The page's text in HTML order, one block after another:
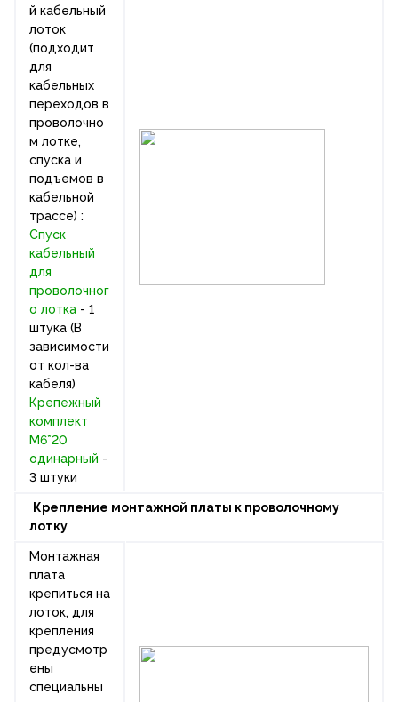
й кабельный
лоток
(подходит
для
кабельных
переходов в
проволочно
м лотке,
спуска и
подъемов в
кабельной
трассе) :
Спуск
кабельный
для
проволочног
о лотка - 1
штука (В
зависимости
от кол-ва
кабеля)
Крепежный
комплект
М6*20
одинарный -
3 штуки
Крепление монтажной платы к проволочному
лотку
Монтажная
плата
крепиться на
лоток, для
крепления
предусмотр
ены
специальны